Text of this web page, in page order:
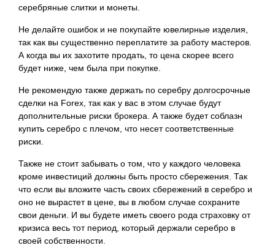
серебряные слитки и монеты.
Не делайте ошибок и не покупайте ювелирные изделия,
так как вы существенно переплатите за работу мастеров.
А когда вы их захотите продать, то цена скорее всего
будет ниже, чем была при покупке.
Не рекомендую также держать по серебру долгосрочные
сделки на Forex, так как у вас в этом случае будут
дополнительные риски брокера. А также будет соблазн
купить серебро с плечом, что несет соответственные
риски.
Также не стоит забывать о том, что у каждого человека
кроме инвестиций должны быть просто сбережения. Так
что если вы вложите часть своих сбережений в серебро и
оно не вырастет в цене, вы в любом случае сохраните
свои деньги. И вы будете иметь своего рода страховку от
кризиса весь тот период, который держали серебро в
своей собственности.